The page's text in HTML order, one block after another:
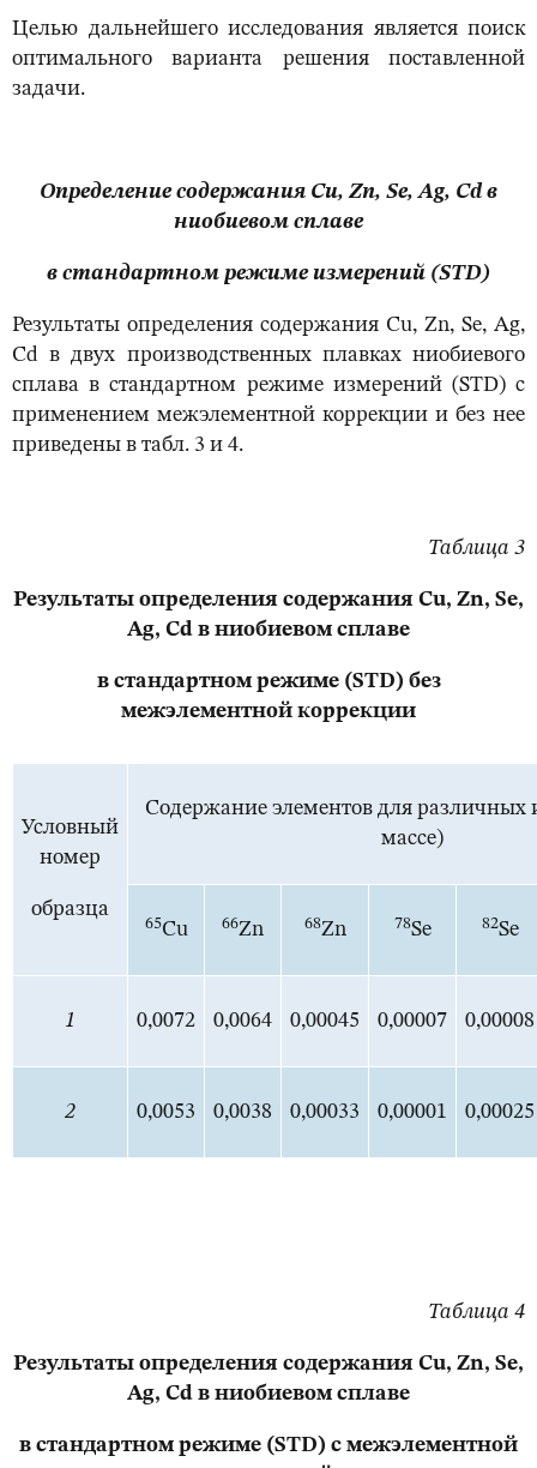
Целью дальнейшего исследования является поиск
оптимального варианта решения поставленной
задачи.
Определение содержания Cu, Zn, Se, Ag, Cd в
ниобиевом сплаве
в стандартном режиме измерений (STD)
Результаты определения содержания Cu, Zn, Se, Ag,
Cd в двух производственных плавках ниобиевого
сплава в стандартном режиме измерений (STD) с
применением межэлементной коррекции и без нее
приведены в табл. 3 и 4.
Таблица 3
Результаты определения содержания Cu, Zn, Se,
Ag, Cd в ниобиевом сплаве
в стандартном режиме (STD) без
межэлементной коррекции
Условный
номер
образца
Содержание элементов для различных
массе)
65Cu 66Zn 68Zn 78Se 82Se
1 0,0072 0,0064 0,00045 0,00007 0,00008
2 0,0053 0,0038 0,00033 0,00001 0,00025
Таблица 4
Результаты определения содержания Cu, Zn, Se,
Ag, Cd в ниобиевом сплаве
в стандартном режиме (STD) с межэлементной